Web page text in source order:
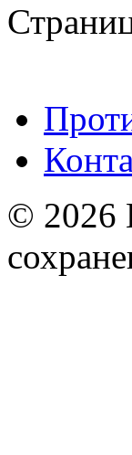
© 2026